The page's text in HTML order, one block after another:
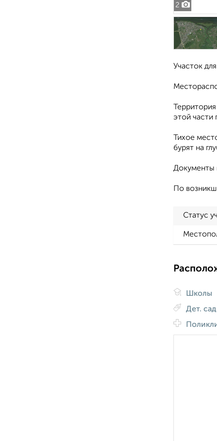
2
Участок
этой части
Тихое
бурят на
Документы
По
Статус
Школы
Дет.